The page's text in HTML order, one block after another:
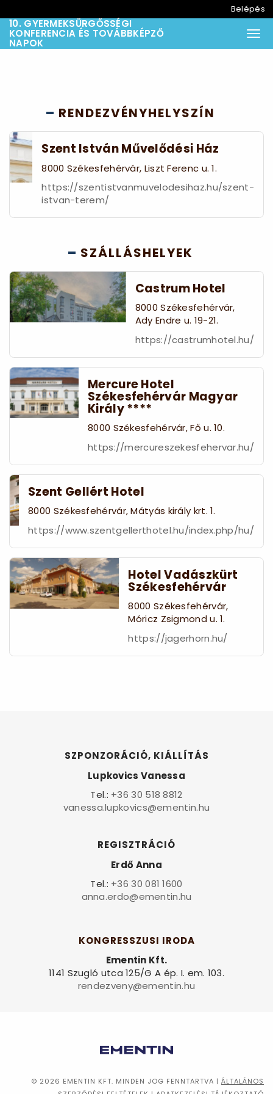
Belépés
10. GYERMEKSÜRGŐSSÉGI
KONFERENCIA ÉS TOVÁBBKÉPZŐ
NAPOK
RENDEZVÉNYHELYSZÍN
Szent István Művelődési Ház
8000 Székesfehérvár, Liszt Ferenc u. 1.
https://szentistvanmuvelodesihaz.hu/szent-
istvan-terem/
SZÁLLÁSHELYEK
Castrum Hotel
8000 Székesfehérvár,
Ady Endre u. 19-21.
https://castrumhotel.hu/
Mercure Hotel
Székesfehérvár Magyar
Király ****
8000 Székesfehérvár, Fő u. 10.
https://mercureszekesfehervar.hu/
Szent Gellért Hotel
8000 Székesfehérvár, Mátyás király krt. 1.
https://www.szentgellerthotel.hu/index.php/hu/
Hotel Vadászkürt
Székesfehérvár
8000 Székesfehérvár,
Móricz Zsigmond u. 1.
https://jagerhorn.hu/
SZPONZORÁCIÓ, KIÁLLÍTÁS
Lupkovics Vanessa
Tel.: +36 30 518 8812
vanessa.lupkovics@ementin.hu
REGISZTRÁCIÓ
Erdő Anna
Tel.: +36 30 081 1600
anna.erdo@ementin.hu
KONGRESSZUSI IRODA
Ementin Kft.
1141 Szugló utca 125/G A ép. I. em. 103.
rendezveny@ementin.hu
© 2026 EMENTIN KFT. MINDEN JOG FENNTARTVA | ÁLTALÁNOS